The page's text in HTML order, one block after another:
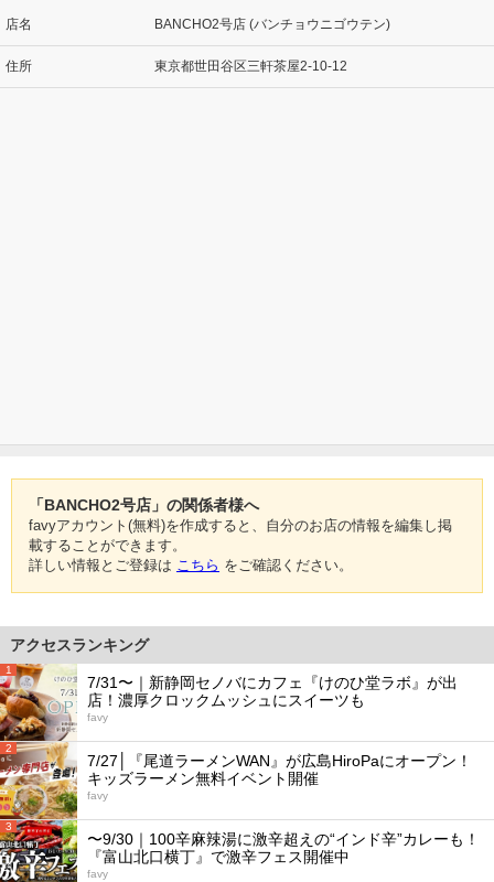
店名 BANCHO2号店 (バンチョウニゴウテン)
住所 東京都世田谷区三軒茶屋2-10-12
「BANCHO2号店」の関係者様へ
favyアカウント(無料)を作成すると、自分のお店の情報を編集し掲
載することができます。
詳しい情報とご登録は こちら をご確認ください。
アクセスランキング
1
7/31〜｜新静岡セノバにカフェ『けのひ堂ラボ』が出
店！濃厚クロックムッシュにスイーツも
favy
2
7/27│『尾道ラーメンWAN』が広島HiroPaにオープン！
キッズラーメン無料イベント開催
favy
3
〜9/30｜100辛麻辣湯に激辛超えの“インド辛”カレーも！
『富山北口横丁』で激辛フェス開催中
favy